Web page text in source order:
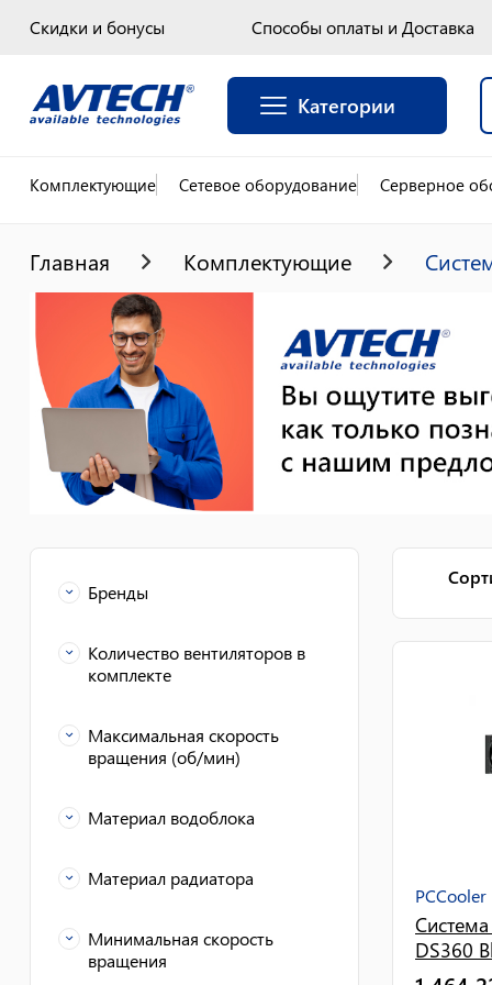
Скидки и бонусы Способы оплаты и Доставка
Категории
Комплектующие Сетевое оборудование Серверное
Главная Комплектующие
Бренды
ASUS
Cougar 4
Количество вентиляторов в
комплекте
1
Максимальная скорость
вращения (об/мин)
2000 об/мин
Материал водоблока
медь
Материал радиатора
алюминий
Минимальная скорость
вращения
PCCooler
DS360